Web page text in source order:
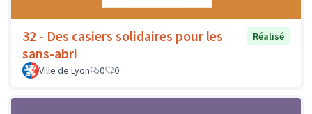
32 - Des casiers solidaires pour les
sans-abri
Réalisé
Ville de Lyon 0 0